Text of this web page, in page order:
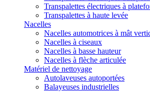
Transpalettes électriques à
Transpalettes à haute levée
Nacelles
Nacelles automotrices à mât
Nacelles à ciseaux
Nacelles à basse hauteur
Nacelles à flèche articulée
Matériel de nettoyage
Autolaveuses autoportées
Balayeuses industrielles